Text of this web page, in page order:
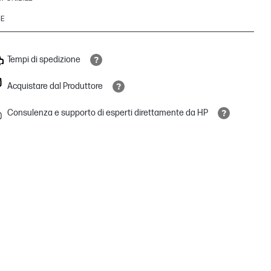
Tempi di spedizione
Acquistare dal Produttore
Consulenza e supporto di esperti direttamente da HP